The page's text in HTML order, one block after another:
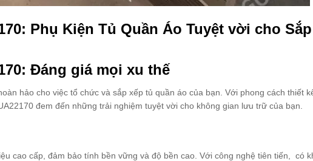
Phụ Kiện Tủ Quần Áo Tuyệt vời cho
Đáng giá mọi xu thế
hảo cho việc tổ chức và sắp xếp tủ quần áo của bạn. Với phong cách thiết
đem đến những trải nghiệm tuyệt vời cho không gian lưu trữ của bạn.
cao cấp, đảm bảo tính bền vững và độ bền cao. Với công nghệ tiên tiến, có